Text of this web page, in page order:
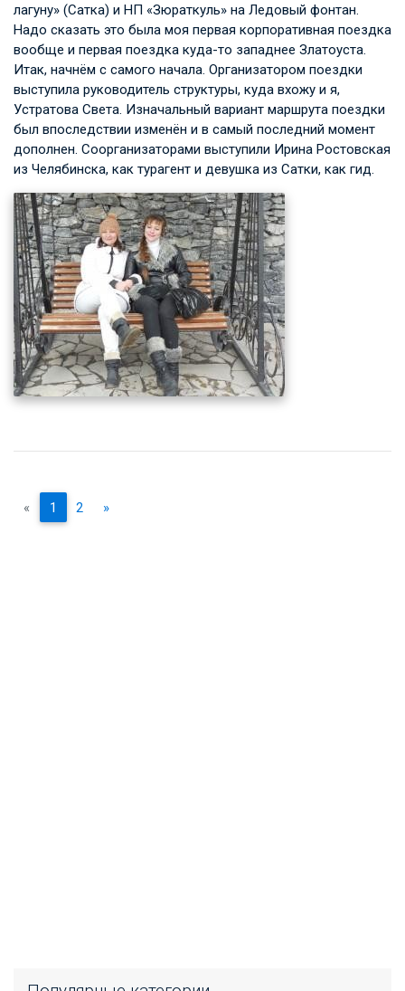
лагуну» (Сатка) и НП «Зюраткуль» на Ледовый фонтан.
Надо сказать это была моя первая корпоративная поездка
вообще и первая поездка куда-то западнее Златоуста.
Итак, начнём с самого начала. Организатором поездки
выступила руководитель структуры, куда вхожу и я,
Устратова Света. Изначальный вариант маршрута поездки
был впоследствии изменён и в самый последний момент
дополнен. Соорганизаторами выступили Ирина Ростовская
из Челябинска, как турагент и девушка из Сатки, как гид.
« 1 2 »